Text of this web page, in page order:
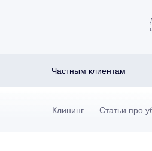
Частным клиентам
Клининг Статьи про